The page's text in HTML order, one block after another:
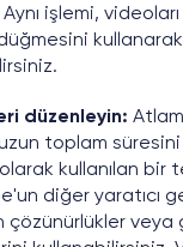
işlemi,
düzenleyin:
toplam süresini
kullanılan bir
diğer yaratıcı
çözünürlükler veya